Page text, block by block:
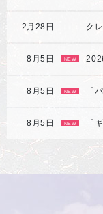
2月28日
8月5日 NEW
8月5日 NEW 「
8月5日 NEW 「